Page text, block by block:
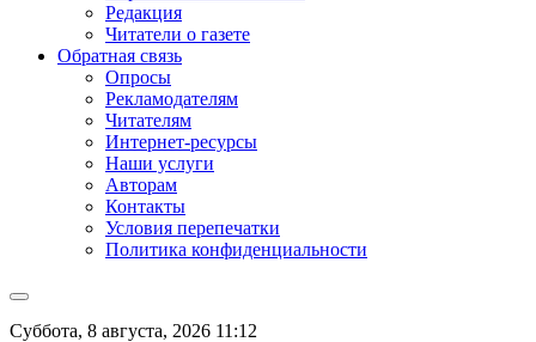
Редакция
Читатели о газете
Обратная связь
Опросы
Рекламодателям
Читателям
Интернет-ресурсы
Наши услуги
Авторам
Контакты
Условия перепечатки
Политика конфиденциальности
Суббота, 8 августа, 2026 11:12